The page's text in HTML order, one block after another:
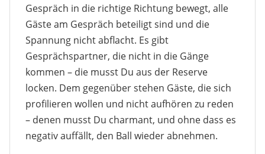
Gespräch in die richtige Richtung bewegt, alle
Gäste am Gespräch beteiligt sind und die
Spannung nicht abflacht. Es gibt
Gesprächspartner, die nicht in die Gänge
kommen – die musst Du aus der Reserve
locken. Dem gegenüber stehen Gäste, die sich
profilieren wollen und nicht aufhören zu reden
– denen musst Du charmant, und ohne dass es
negativ auffällt, den Ball wieder abnehmen.